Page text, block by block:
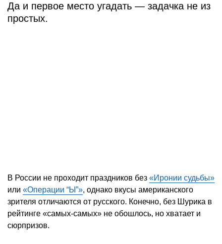
Да и первое место угадать — задачка не из
простых.
В России не проходит праздников без «Иронии судьбы»
или «Операции “Ы”», однако вкусы американского
зрителя отличаются от русского. Конечно, без Шурика в
рейтинге «самых-самых» не обошлось, но хватает и
сюрпризов.